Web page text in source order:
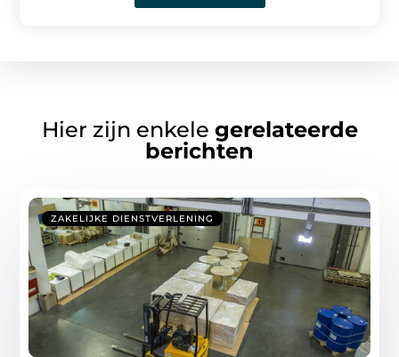
Hier zijn enkele gerelateerde
berichten
ZAKELIJKE DIENSTVERLENING